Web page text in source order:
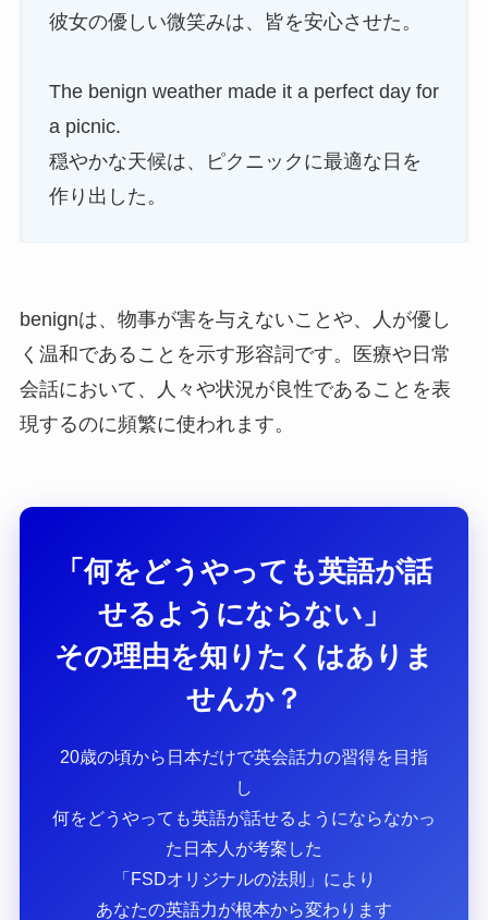
彼女の優しい微笑みは、皆を安心させた。
The benign weather made it a perfect day for
a picnic.
穏やかな天候は、ピクニックに最適な日を
作り出した。
benignは、物事が害を与えないことや、人が優し
く温和であることを示す形容詞です。医療や日常
会話において、人々や状況が良性であることを表
現するのに頻繁に使われます。
「何をどうやっても英語が話
せるようにならない」
その理由を知りたくはありま
せんか？
20歳の頃から日本だけで英会話力の習得を目指
し
何をどうやっても英語が話せるようにならなかっ
た日本人が考案した
「FSDオリジナルの法則」により
あなたの英語力が根本から変わります